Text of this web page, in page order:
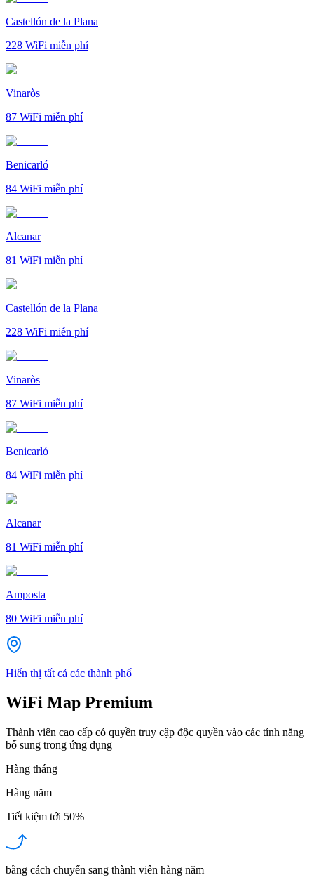
Castellón de la Plana
228 WiFi miễn phí
Vinaròs
87 WiFi miễn phí
Benicarló
84 WiFi miễn phí
Alcanar
81 WiFi miễn phí
Castellón de la Plana
228 WiFi miễn phí
Vinaròs
87 WiFi miễn phí
Benicarló
84 WiFi miễn phí
Alcanar
81 WiFi miễn phí
Amposta
80 WiFi miễn phí
Hiển thị tất cả các thành phố
WiFi Map Premium
Thành viên cao cấp có quyền truy cập độc quyền vào các tính năng
bổ sung trong ứng dụng
Hàng tháng
Hàng năm
Tiết kiệm tới 50%
bằng cách chuyển sang thành viên hàng năm